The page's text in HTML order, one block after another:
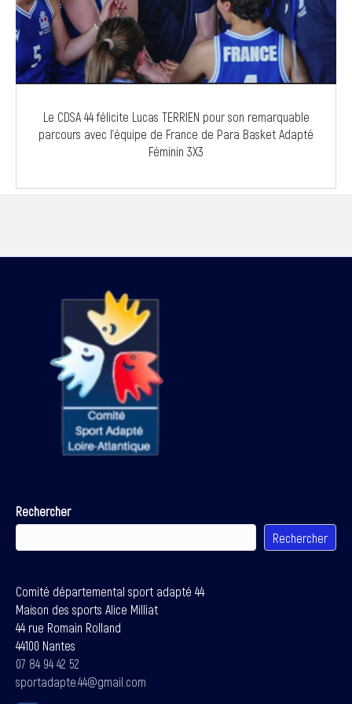
Le CDSA 44 félicite Lucas TERRIEN pour son remarquable
parcours avec l’équipe de France de Para Basket Adapté
Féminin 3X3
Rechercher
Rechercher
Comité départemental sport adapté 44
Maison des sports Alice Milliat
44 rue Romain Rolland
44100 Nantes
07 84 94 42 52
sportadapte.44@gmail.com